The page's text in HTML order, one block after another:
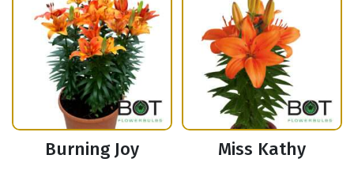
Burning Joy Miss Kathy